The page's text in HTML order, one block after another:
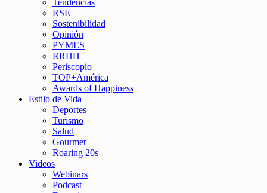
Tendencias
RSE
Sostenibilidad
Opinión
PYMES
RRHH
Periscopio
TOP+América
Awards of Happiness
Estilo de Vida
Deportes
Turismo
Salud
Gourmet
Roaring 20s
Videos
Webinars
Podcast